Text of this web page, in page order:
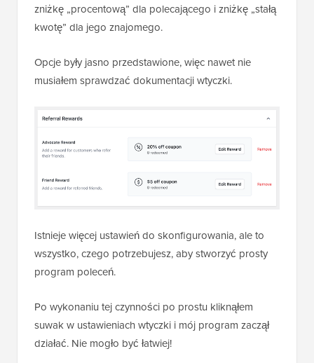
zniżkę „procentową” dla polecającego i zniżkę „stałą
kwotę” dla jego znajomego.
Opcje były jasno przedstawione, więc nawet nie
musiałem sprawdzać dokumentacji wtyczki.
Istnieje więcej ustawień do skonfigurowania, ale to
wszystko, czego potrzebujesz, aby stworzyć prosty
program poleceń.
Po wykonaniu tej czynności po prostu kliknąłem
suwak w ustawieniach wtyczki i mój program zaczął
działać. Nie mogło być łatwiej!